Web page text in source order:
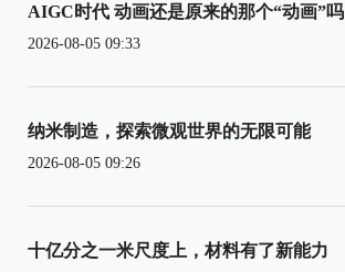
AIGC时代 动画还是原来的那个“动画”吗
2026-08-05 09:33
纳米制造，探索微观世界的无限可能
2026-08-05 09:26
十亿分之一米尺度上，材料有了新能力